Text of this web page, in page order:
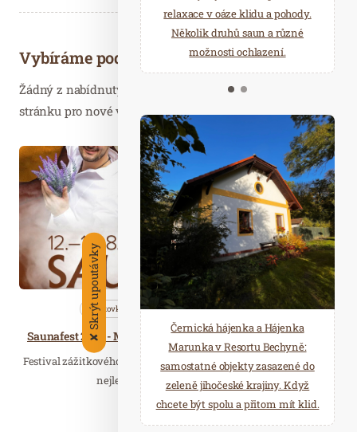
Vybíráme podobné články
Žádný z nabídnutých článků vás nezajímá? Aktualizujte
stránku pro nové výsledky...
Bleskovky Nezařazené Saunování
Festival zážitkového saunování Saunafest 2021 představí u nás to
nejlepší ze světového saunového…
Číst celý článek
Srp. 01
2021
✘
Skrýt upoutávky
relaxace v oáze klidu a pohody.
Několik druhů saun a různé
možnosti ochlazení.
starostí všedních dnů a přijeďte
načerpat novou energii do
Mariánských Lázní.
Černická hájenka a Hájenka
Marunka v Resortu Bechyně:
samostatné objekty zasazené do
zeleně jihočeské krajiny. Když
chcete být spolu a přitom mít klid.